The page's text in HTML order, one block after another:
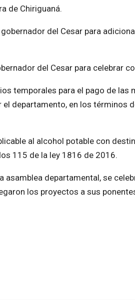
de Chiriguaná.
del Cesar para
del Cesar para celebrar
temporales para el pago de las
departamento, en los términos
al alcohol potable con
115 de la ley 1816 de 2016.
asamblea departamental, se
los proyectos a sus